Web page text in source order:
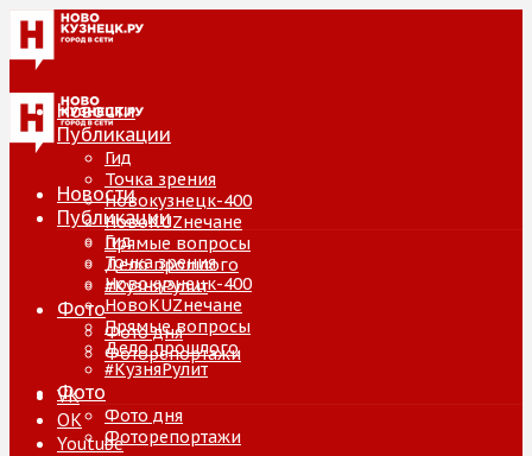
Новости
Публикации
Гид
Точка зрения
Новокузнецк-400
НовоKUZнечане
Прямые вопросы
Дело прошлого
#КузняРулит
Фото
Фото дня
Фоторепортажи
VK
ОК
Youtube
Новости
Публикации
Гид
Точка зрения
Новокузнецк-400
НовоKUZнечане
Прямые вопросы
Дело прошлого
#КузняРулит
Фото
Фото дня
Фоторепортажи